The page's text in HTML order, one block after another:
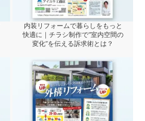
内装リフォームで暮らしをもっと
快適に｜チラシ制作で“室内空間の
変化”を伝える訴求術とは？